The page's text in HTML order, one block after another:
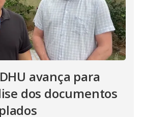
avança para
dos documentos